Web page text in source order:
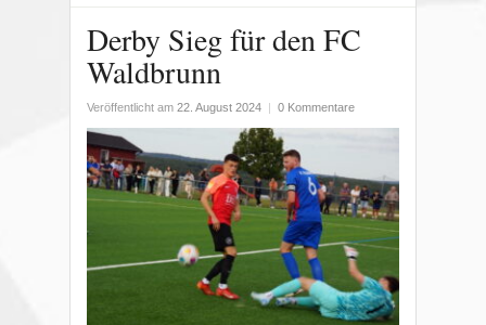
Derby Sieg für den FC
Waldbrunn
Veröffentlicht am 22. August 2024 0 Kommentare